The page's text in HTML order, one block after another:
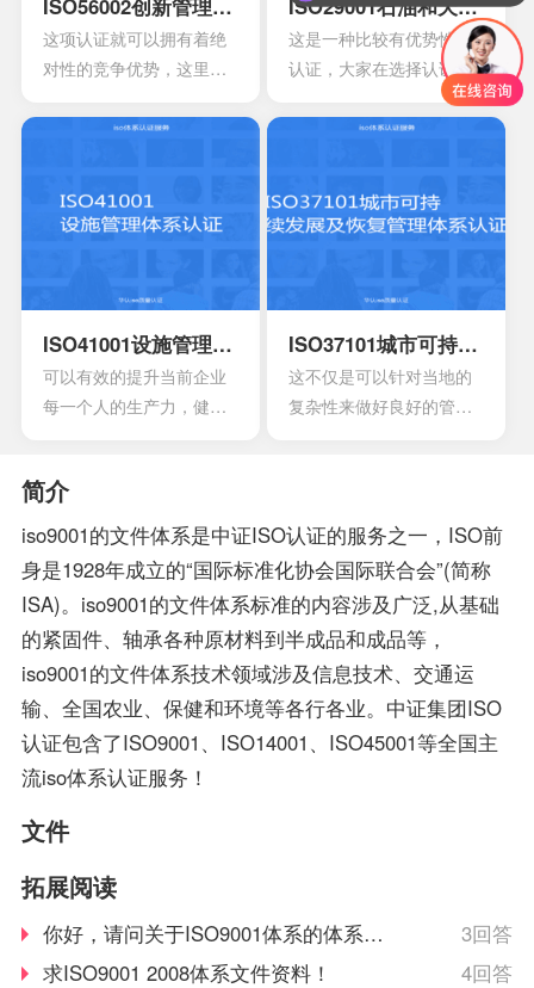
多方面过程能力的情况。
这时他们就会发现存在一
ISO56002创新管理体系认证
这项认证就可以拥有着绝
对性的竞争优势，这里面
创新就没有办法和竞争对
ISO29001石油和天然气认证
这是一种比较有优势性的
认证，大家在选择认证时
也会发现拥有好的效果，
如果是第1次认证，首先还
效满足标准。
ISO41001设施管理体系认证
可以有效的提升当前企业
每一个人的生产力，健康
够达到改善重成本的作
用。可以有效提升管理服
务的整体品质水平。
ISO37101城市可持续发展及恢复管理体系认证
这不仅是可以针对当地的
复杂性来做好良好的管
展形势。在通过认证之后
就可以有效提升市容，还
能够带来持续性的机遇，
可以获得更好的成就，所
以这也是值得去申请认证
的。
简介
iso9001的文件体系是中证ISO认证的服务之一，ISO前
身是1928年成立的“国际标准化协会国际联合会”(简称
ISA)。iso9001的文件体系标准的内容涉及广泛,从基础
的紧固件、轴承各种原材料到半成品和成品等，
iso9001的文件体系技术领域涉及信息技术、交通运
输、全国农业、保健和环境等各行各业。中证集团ISO
认证包含了ISO9001、ISO14001、ISO45001等全国主
流iso体系认证服务！
文件
拓展阅读
你好，请问关于ISO9001体系的体系文
件吗？
3回答
求ISO9001 2008体系文件资料！
4回答